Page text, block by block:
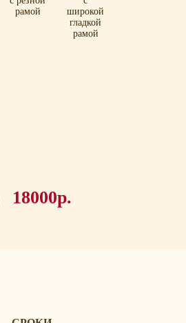
рамой
широкой
гладкой
рамой
18000р.